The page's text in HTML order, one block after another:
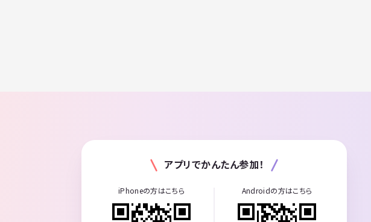
アプリでかんたん参加！
iPhoneの方はこちら Androidの方はこちら